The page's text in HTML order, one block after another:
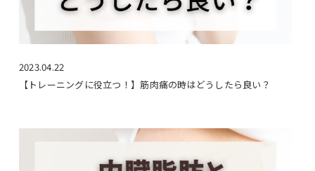
2023.04.22
【トレーニングに役立つ！】筋肉痛の時はどうしたら良い？